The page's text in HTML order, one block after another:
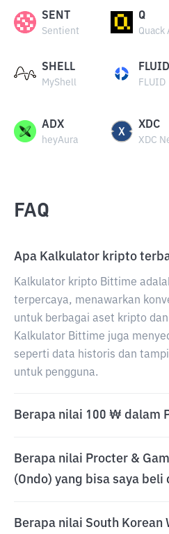
SENT
Sentient
Q
Quack
SHELL
MyShell
FLUID
FLUID
ADX
heyAura
XDC
XDC
FAQ
Apa Kalkulator kripto
Kalkulator kripto Bittime
terpercaya, menawarkan
untuk berbagai aset kripto
Kalkulator Bittime juga
seperti data historis dan
untuk pengguna.
Berapa nilai 100 ₩ dalam
Berapa nilai Procter &
(Ondo) yang bisa saya
Berapa nilai South